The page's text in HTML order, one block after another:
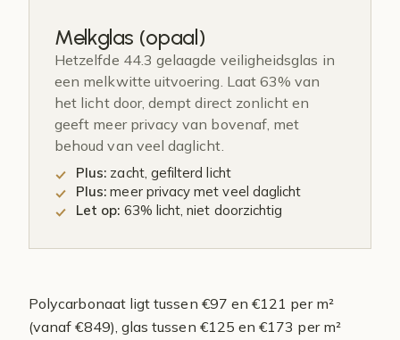
Melkglas (opaal)
Hetzelfde 44.3 gelaagde veiligheidsglas in
een melkwitte uitvoering. Laat 63% van
het licht door, dempt direct zonlicht en
geeft meer privacy van bovenaf, met
behoud van veel daglicht.
Plus: zacht, gefilterd licht
Plus: meer privacy met veel daglicht
Let op: 63% licht, niet doorzichtig
Polycarbonaat ligt tussen €97 en €121 per m²
(vanaf €849), glas tussen €125 en €173 per m²